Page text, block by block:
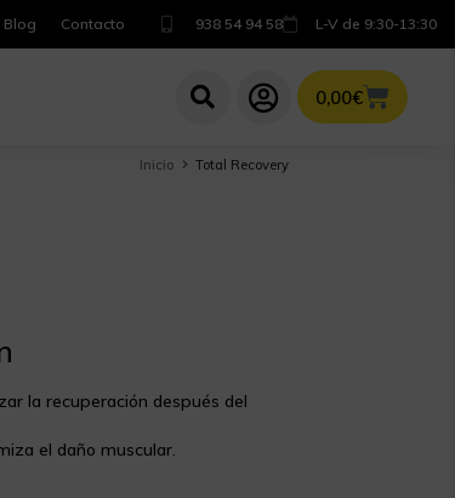
Blog Contacto 938 54 94 58 L-V de 9:30-13:30
0,00€
Inicio Total Recovery
la recuperación después del
el daño muscular.